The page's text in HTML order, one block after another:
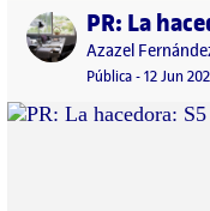
DE IDEAS IIIA
Publicado por
Publicado por
Azazel
Visibilidad:
Pública-Fecha de
12 Jun